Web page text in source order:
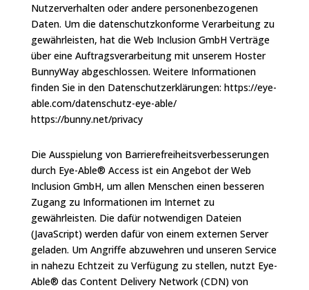
Nutzerverhalten oder andere personenbezogenen
Daten. Um die datenschutzkonforme Verarbeitung zu
gewährleisten, hat die Web Inclusion GmbH Verträge
über eine Auftragsverarbeitung mit unserem Hoster
BunnyWay abgeschlossen. Weitere Informationen
finden Sie in den Datenschutzerklärungen: https://eye-
able.com/datenschutz-eye-able/
https://bunny.net/privacy
Die Ausspielung von Barrierefreiheitsverbesserungen
durch Eye-Able® Access ist ein Angebot der Web
Inclusion GmbH, um allen Menschen einen besseren
Zugang zu Informationen im Internet zu
gewährleisten. Die dafür notwendigen Dateien
(JavaScript) werden dafür von einem externen Server
geladen. Um Angriffe abzuwehren und unseren Service
in nahezu Echtzeit zu Verfügung zu stellen, nutzt Eye-
Able® das Content Delivery Network (CDN) von